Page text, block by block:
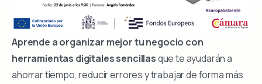
Aprende a organizar mejor tu negocio con
herramientas digitales sencillasque te ayudarán a
ahorrar tiempo, reducir errores y trabajar de forma más